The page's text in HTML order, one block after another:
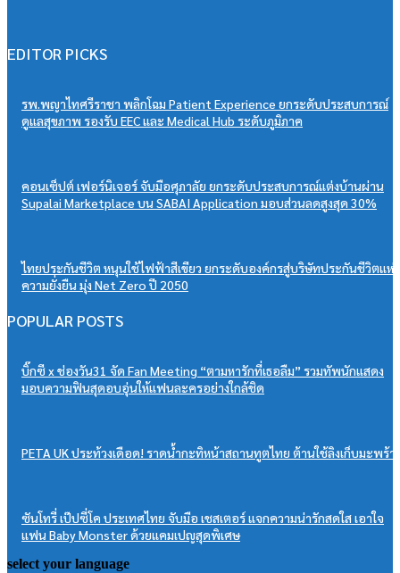
EDITOR PICKS
รพ.พญาไทศรีราชา พลิกโฉม Patient Experience ยกระดับประสบการณ์
ดูแลสุขภาพ รองรับ EEC และ Medical Hub ระดับภูมิภาค
คอนเซ็ปต์ เฟอร์นิเจอร์ จับมือศุภาลัย ยกระดับประสบการณ์แต่งบ้านผ่าน
Supalai Marketplace บน SABAI Application มอบส่วนลดสูงสุด 30%
ไทยประกันชีวิต หนุนใช้ไฟฟ้าสีเขียว ยกระดับองค์กรสู่บริษัทประกันชีวิตแห่ง
ความยั่งยืน มุ่ง Net Zero ปี 2050
POPULAR POSTS
บิ๊กซี x ช่องวัน31 จัด Fan Meeting “ตามหารักที่เธอลืม” รวมทัพนักแสดง
มอบความฟินสุดอบอุ่นให้แฟนละครอย่างใกล้ชิด
PETA UK ประท้วงเดือด! ราดน้ำกะทิหน้าสถานทูตไทย ต้านใช้ลิงเก็บมะพร้า
ซันโทรี่ เป๊ปซี่โค ประเทศไทย จับมือ เชสเตอร์ แจกความน่ารักสดใส เอาใจ
แฟน Baby Monster ด้วยแคมเปญสุดพิเศษ
select your language